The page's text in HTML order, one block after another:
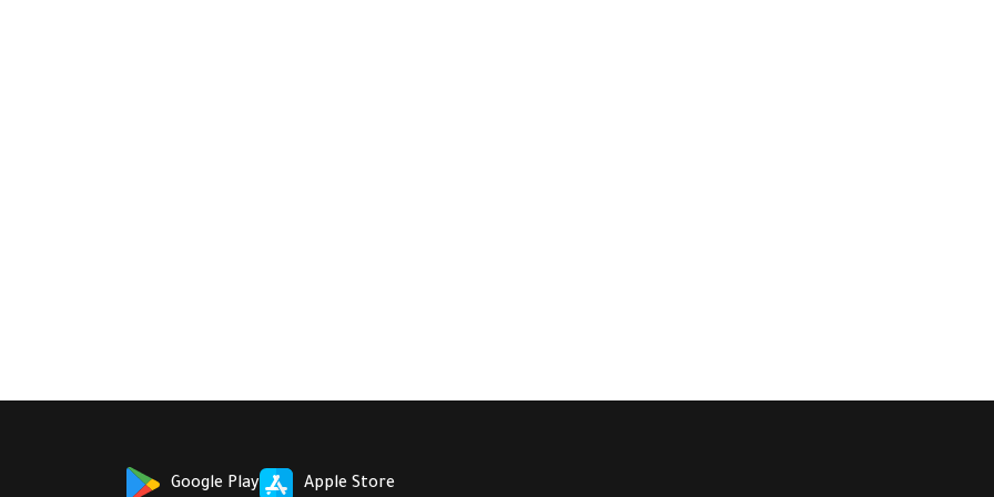
Apple Store
Google Play